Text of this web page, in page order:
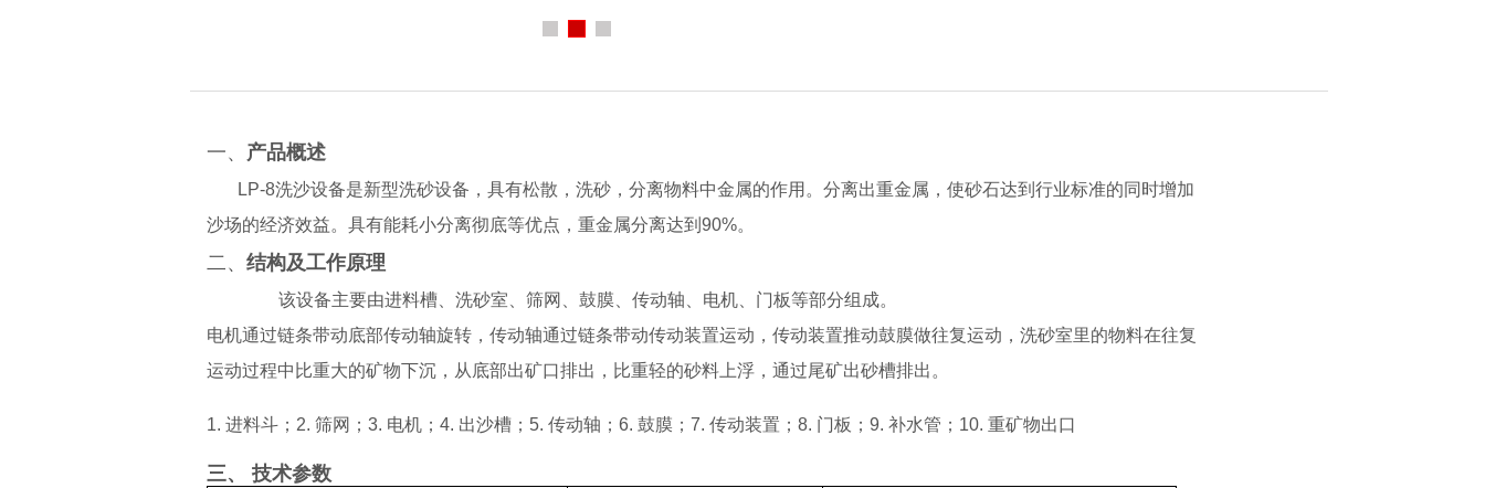
一、 产品概述
LP-8洗沙设备是新型洗砂设备，具有松散，洗砂，分离物料中金属的作用。分离出重金属，使砂石达到 行业标准的同时增加
沙场的经济效益。具有能耗小分离彻底等优点，重金属分离达到 90%。
二、 结构及工作原理
该设备主要由进料槽、洗砂室、筛网、鼓膜、传动轴、电机、门板等部分组成。
电机通过链条带动底部传动轴旋转，传动轴通过链条带动传动装置运动，传动装置推动鼓膜做往复运动，洗砂室里的物料在往复
运动过程中比重大的矿物下沉，从底部出矿口排出，比重轻的砂料上浮，通过尾矿出砂槽排出。
1. 进料斗； 2. 筛网；3. 电机；4. 出沙槽；5. 传动轴；6. 鼓膜；7. 传动装置；8. 门板； 9. 补水管；10. 重矿物出口
三、 技术参数